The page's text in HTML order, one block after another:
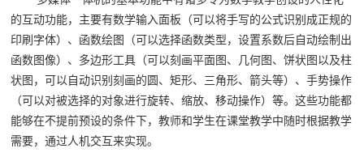
的互动功能，主要有数学输入面板（可以将手写的公式识别成正规的
印刷字体）、函数绘图（可以选择函数类型，设置系数后自动绘制出
函数图像）、多边形工具（可以刻画平面图、几何图、饼状图以及柱
状图，可以自动识别刻画的圆、矩形、三角形、箭头等）、手势操作
（可以对被选择的对象进行旋转、缩放、移动操作）等。这些功能都
能够在不提前预设的条件下，教师和学生在课堂教学中随时根据教学
需要，通过人机交互来实现。